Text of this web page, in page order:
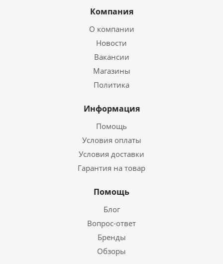
Компания
О компании
Новости
Вакансии
Магазины
Политика
Информация
Помощь
Условия оплаты
Условия доставки
Гарантия на товар
Помощь
Блог
Вопрос-ответ
Бренды
Обзоры